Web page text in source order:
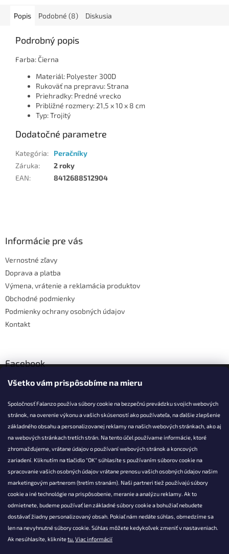
Všetko vám prispôsobíme na mieru
Spoločnosť Falanzo používa súbory cookie na bezpečnú prevádzku svojich webových
stránok, na overenie výkonu a vašich skúseností ako používateľa, na ďalšie zlepšenie
základného obsahu a personalizovanej reklamy na našich webových stránkach, ako aj
na webových stránkach tretích strán. Na tento účel používame informácie, ktoré
zhromažďujeme, vrátane údajov o používaní webových stránok a koncových
zariadení. Kliknutím na tlačidlo "OK" súhlasíte s používaním súborov cookie na
spracovanie vašich osobných údajov vrátane prenosu vašich osobných údajov našim
marketingovým partnerom (tretím stranám). Naši partneri tiež používajú súbory
cookie a iné technológie na prispôsobenie, meranie a analýzu reklamy. Ak to
odmietnete, budeme používať len základné súbory cookie a bohužiaľ nebudete
dostávať žiadny personalizovaný obsah. Pokiaľ nám nedáte súhlas, obmedzíme sa
len na nevyhnutné súbory cookie. Súhlas môžete kedykoľvek zmeniť v nastaveniach.
Ak nesúhlasíte, kliknitetu. Viac informácií
Popis Podobné (8) Diskusia
Podrobný popis
Farba: Čierna
Materiál: Polyester 300D
Rukoväť na prepravu: Strana
Priehradky: Predné vrecko
Približné rozmery: 21,5 x 10 x 8 cm
Typ: Trojitý
Dodatočné parametre
Kategória:
Peračníky
Záruka:
2 roky
EAN: 8412688512904
Informácie pre vás
Vernostné zľavy
Doprava a platba
Výmena, vrátenie a reklamácia produktov
Obchodné podmienky
Podmienky ochrany osobných údajov
Kontakt
Facebook
Falanzo.sk
KONTAKT
info@falanzo.sk
Falanzo.sk
FalanzoSK